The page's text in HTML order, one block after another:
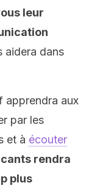
leur
aidera dans
apprendra aux
par les
et à écouter
rendra
plus